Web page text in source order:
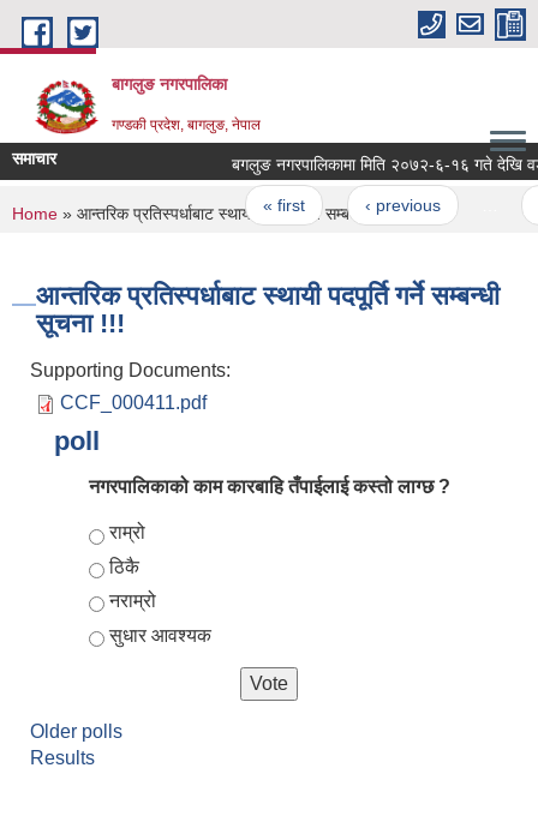
Skip to main content
बागलुङ नगरपालिका
गण्डकी प्रदेश, बागलुङ, नेपाल
समाचार बगलुङ नगरपालिकामा मिति २०७२-६-१६ गते देखि वडा
Pages
« first ‹ previous
You are here
Home » आन्तरिक प्रतिस्पर्धाबाट स्थायी पदपूर्ति गर्ने सम्बन्धी सूचना !!!
आन्तरिक प्रतिस्पर्धाबाट स्थायी पदपूर्ति गर्ने सम्बन्धी
सूचना !!!
Supporting Documents:
CCF_000411.pdf
poll
नगरपालिकाको काम कारबाहि तँपाईलाई कस्तो लाग्छ ?
Choices
राम्रो
ठिकै
नराम्रो
सुधार आवश्यक
Older polls
Results